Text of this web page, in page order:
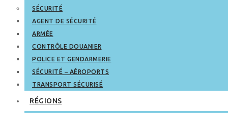
SÉCURITÉ
AGENT DE SÉCURITÉ
ARMÉE
CONTRÔLE DOUANIER
POLICE ET GENDARMERIE
SÉCURITÉ – AÉROPORTS
TRANSPORT SÉCURISÉ
RÉGIONS